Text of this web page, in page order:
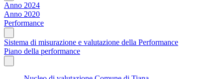
Anno 2024
Anno 2020
Performance
Sistema di misurazione e valutazione della Performance
Piano della performance